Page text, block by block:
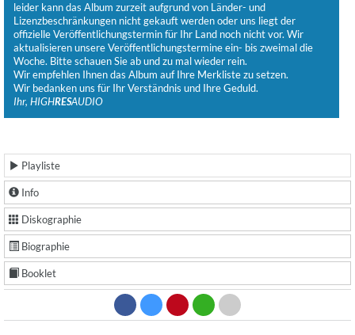
leider kann das Album zurzeit aufgrund von Länder- und
Lizenzbeschränkungen nicht gekauft werden oder uns liegt der
offizielle Veröffentlichungstermin für Ihr Land noch nicht vor. Wir
aktualisieren unsere Veröffentlichungstermine ein- bis zweimal die
Woche. Bitte schauen Sie ab und zu mal wieder rein.
Wir empfehlen Ihnen das Album auf Ihre Merkliste zu setzen.
Wir bedanken uns für Ihr Verständnis und Ihre Geduld.
Ihr, HIGHRESAUDIO
Playliste
Info
Diskographie
Biographie
Booklet